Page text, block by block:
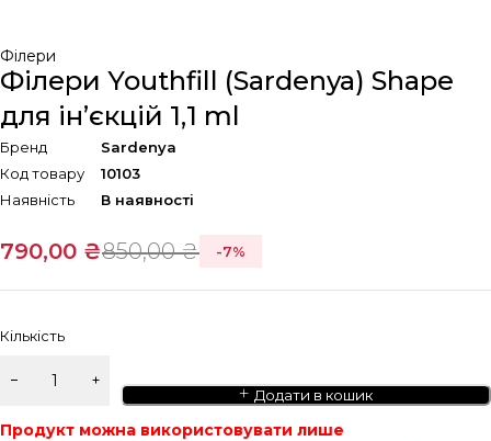
Філери
Філери Youthfill (Sardenya) Shape
для ін’єкцій 1,1 ml
Бренд
Sardenya
Код товару
10103
Наявність
В наявності
850,00₴
790,00 ₴ -7%
Кількість
Додати в кошик
Продукт можна використовувати лише